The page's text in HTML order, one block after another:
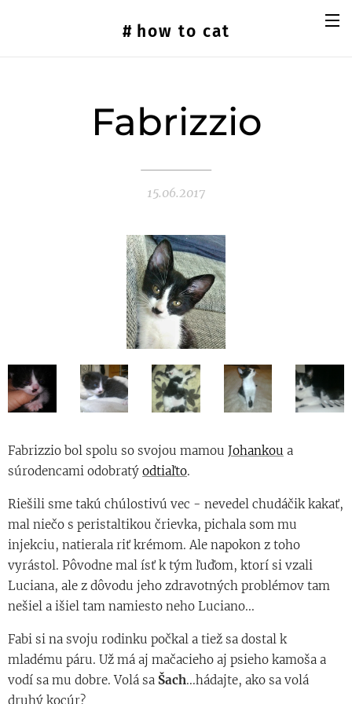
#how to cat
Fabrizzio
15.06.2017
Fabrizzio bol spolu so svojou mamou Johankou a
súrodencami odobratý odtiaľto.
Riešili sme takú chúlostivú vec - nevedel chudáčik kakať,
mal niečo s peristaltikou črievka, pichala som mu
injekciu, natierala riť krémom. Ale napokon z toho
vyrástol. Pôvodne mal ísť k tým ľuďom, ktorí si vzali
Luciana, ale z dôvodu jeho zdravotných problémov tam
nešiel a išiel tam namiesto neho Luciano...
Fabi si na svoju rodinku počkal a tiež sa dostal k
mladému páru. Už má aj mačacieho aj psieho kamoša a
vodí sa mu dobre. Volá sa Šach...hádajte, ako sa volá
druhý kocúr?